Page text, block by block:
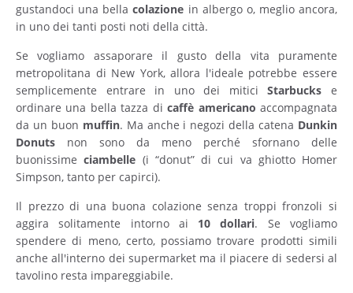
gustandoci una bellacolazione in albergo o, meglio ancora,
in uno dei tanti posti noti della città.
Se vogliamo assaporare il gusto della vita puramente
metropolitana di New York, allora l'ideale potrebbe essere
semplicemente entrare in uno dei miticiStarbucks e
ordinare una bella tazza dicaffè americano accompagnata
da un buon muffin. Ma anche i negozi della catena Dunkin
Donuts non sono da meno perché sfornano delle
buonissimeciambelle (i “donut” di cui va ghiotto Homer
Simpson, tanto per capirci).
Il prezzo di una buona colazione senza troppi fronzoli si
aggira solitamente intorno ai 10 dollari. Se vogliamo
spendere di meno, certo, possiamo trovare prodotti simili
anche all'interno dei supermarket ma il piacere di sedersi al
tavolino resta impareggiabile.